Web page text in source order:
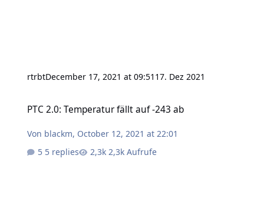
rtrbtDecember 17, 2021 at 09:51 17. Dez 2021
PTC 2.0: Temperatur fällt auf -243 ab
Von blackm, October 12, 2021 at 22:01
5 replies
2,3k Aufrufe